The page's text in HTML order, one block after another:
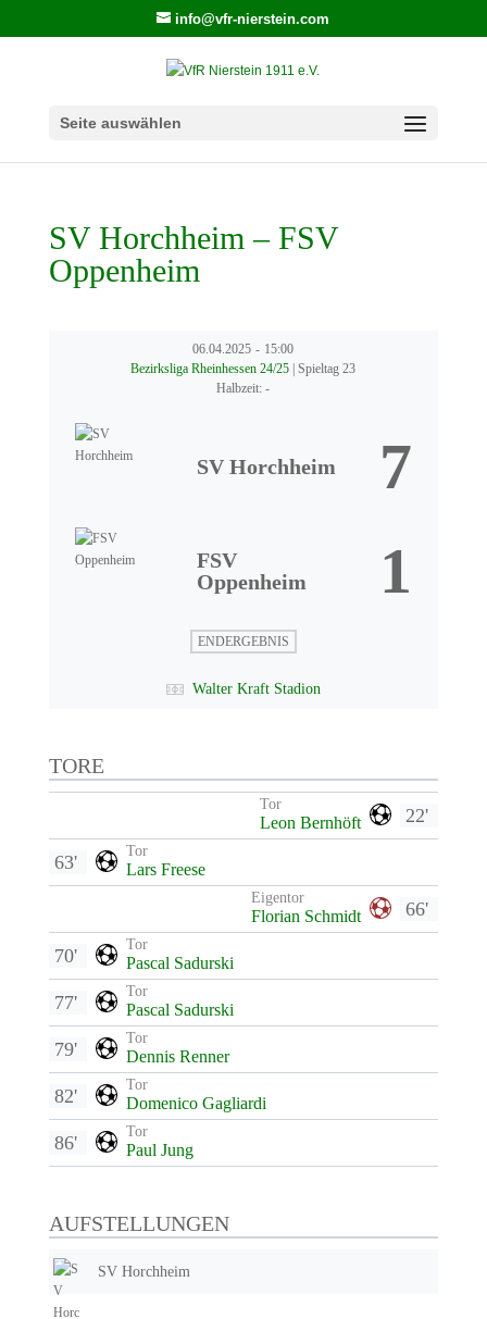
info@vfr-nierstein.com
Seite auswählen
SV Horchheim – FSV
Oppenheim
06.04.2025 - 15:00
Bezirksliga Rheinhessen 24/25 | Spieltag 23
Halbzeit: -
SV Horchheim 7
FSV
Oppenheim
1
ENDERGEBNIS
Walter Kraft Stadion
TORE
22'
Tor
Leon Bernhöft
Tor
Lars Freese
63'
66'
Eigentor
Florian Schmidt
Tor
Pascal Sadurski
70'
Tor
Pascal Sadurski
77'
Tor
Dennis Renner
79'
Tor
Domenico Gagliardi
82'
Tor
Paul Jung
86'
AUFSTELLUNGEN
SV Horchheim